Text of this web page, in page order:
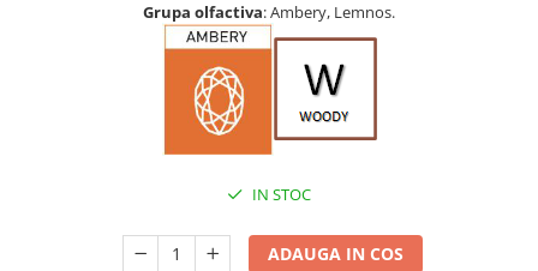
Grupa olfactiva: Ambery, Lemnos.
IN STOC
ADAUGA IN COS